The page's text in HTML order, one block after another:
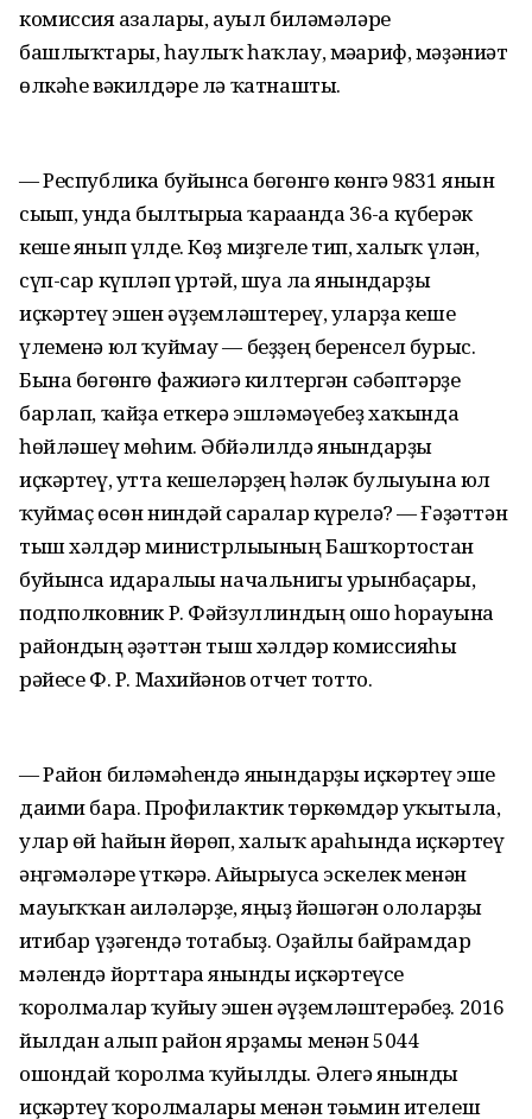
комиссия ағзалары, ауыл биләмәләре
башлыҡтары, һаулыҡ һаҡлау, мәғариф, мәҙәниәт
өлкәһе вәкилдәре лә ҡатнашты.
— Республика буйынса бөгөнгө көнгә 9831 янғын
сығып, унда былтырғыға ҡарағанда 36-ға күберәк
кеше янып үлде. Көҙ миҙгеле тип, халыҡ үлән,
сүп-сар күпләп үртәй, шуға ла янғындарҙы
иҫкәртеү эшен әүҙемләштереү, уларҙа кеше
үлеменә юл ҡуймау — беҙҙең беренсел бурыс.
Бына бөгөнгө фажиғәгә килтергән сәбәптәрҙе
барлап, ҡайҙа еткерә эшләмәүебеҙ хаҡында
һөйләшеү мөһим. Әбйәлилдә янғындарҙы
иҫкәртеү, утта кешеләрҙең һәләк булыуына юл
ҡуймаҫ өсөн ниндәй саралар күрелә? — Ғәҙәттән
тыш хәлдәр министрлығының Башҡортостан
буйынса идаралығы начальнигы урынбаҫары,
подполковник Р. Фәйзуллиндың ошо һорауына
райондың ғәҙәттән тыш хәлдәр комиссияһы
рәйесе Ф. Р. Махийәнов отчет тотто.
— Район биләмәһендә янғындарҙы иҫкәртеү эше
даими бара. Профилактик төркөмдәр уҡытыла,
улар өй һайын йөрөп, халыҡ араһында иҫкәртеү
әңгәмәләре үткәрә. Айырыуса эскелек менән
мауыҡҡан ғаиләләрҙе, яңғыҙ йәшәгән ололарҙы
иғтибар үҙәгендә тотабыҙ. Оҙайлы байрамдар
мәлендә йорттарға янғынды иҫкәртеүсе
ҡоролмалар ҡуйыу эшен әүҙемләштерәбеҙ. 2016
йылдан алып район ярҙамы менән 5044
ошондай ҡоролма ҡуйылды. Әлегә янғынды
иҫкәртеү ҡоролмалары менән тәьмин ителеш